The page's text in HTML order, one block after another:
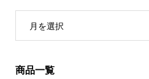
月を選択
商品一覧